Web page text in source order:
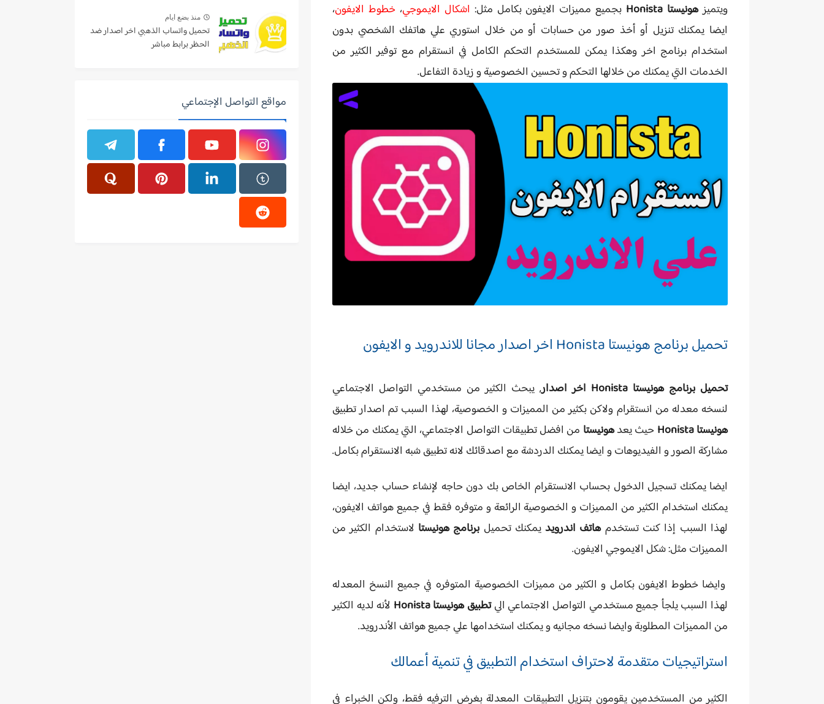
ويتميزهونيستا Honista بجميع مميزات الايفون بكامل مثل: اشكال الايموجي،خطوط الايفون،
ايضا يمكنك تنزيل أو أخذ صور من حسابات أو من خلال استوري علي هاتفك الشخصي بدون
استخدام برنامج اخر وهكذا يمكن للمستخدم التحكم الكامل في انستقرام مع توفير الكثير من
الخدمات التي يمكنك من خلالها التحكم و تحسين الخصوصية و زيادة التفاعل.
تحميل برنامج هونيستا Honista اخر اصدار مجانا للاندرويد و الايفون
تحميل برنامج هونيستا Honista اخر اصدار
, يبحث الكثير من مستخدمي التواصل الاجتماعي
لنسخه معدله من انستقرام ولاكن بكثير من المميزات و الخصوصية، لهذا السبب تم اصدار تطبيق
هونيستا Honista
حيث يعدهونيستا من افضل تطبيقات التواصل الاجتماعي، التي يمكنك من خلاله
مشاركة الصور و الفيديوهات و ايضا يمكنك الدردشة مع اصدقائك لانه تطبيق شبه الانستقرام بكامل.
ايضا يمكنك تسجيل الدخول بحساب الانستقرام الخاص بك دون حاجه لإنشاء حساب جديد، ايضا
يمكنك استخدام الكثير من المميزات و الخصوصية الرائعة و متوفره فقط في جميع هواتف الايفون،
لهذا السبب إذا كنت تستخدمهاتف اندرويديمكنك تحميل برنامج هونيستا لاستخدام الكثير من
المميزات مثل: شكل الايموجي الايفون.
وايضا خطوط الايفون بكامل و الكثير من مميزات الخصوصية المتوفره في جميع النسخ المعدله
لهذا السبب يلجأ جميع مستخدمي التواصل الاجتماعي اليتطبيق هونيستا Honista
لأنه لديه الكثير
من المميزات المطلوبة وايضا نسخه مجانيه و يمكنك استخدامها علي جميع هواتف الأندرويد.
استراتيجيات متقدمة لاحتراف استخدام التطبيق في تنمية أعمالك
الكثير من المستخدمين يقومون بتنزيل التطبيقات المعدلة بغرض الترفيه فقط، ولكن الخبراء في
منذ بضع ايام
تحميل واتساب الذهبي اخر اصدار ضد
الحظر برابط مباشر
مواقع التواصل الإجتماعي